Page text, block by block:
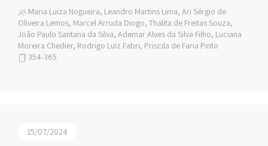
Maria Luiza Nogueira, Leandro Martins Lima, Ari Sérgio de
Oliveira Lemos, Marcel Arruda Diogo, Thalita de Freitas Souza,
João Paulo Santana da Silva, Ademar Alves da Silva Filho, Luciana
Moreira Chedier, Rodrigo Luiz Fabri, Priscila de Faria Pinto
354-365
15/07/2024